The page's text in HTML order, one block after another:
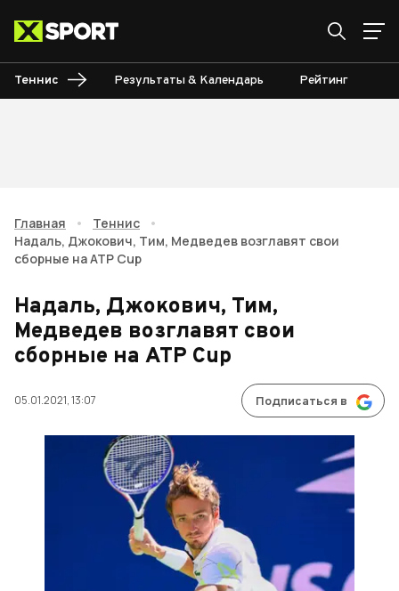
Теннис Результаты & Календарь Рейтинг
Главная • Теннис
•
Надаль, Джокович, Тим, Медведев возглавят свои
сборные на ATP Cup
Надаль, Джокович, Тим,
Медведев возглавят свои
сборные на ATP Cup
05.01.2021, 13:07 Подписаться в